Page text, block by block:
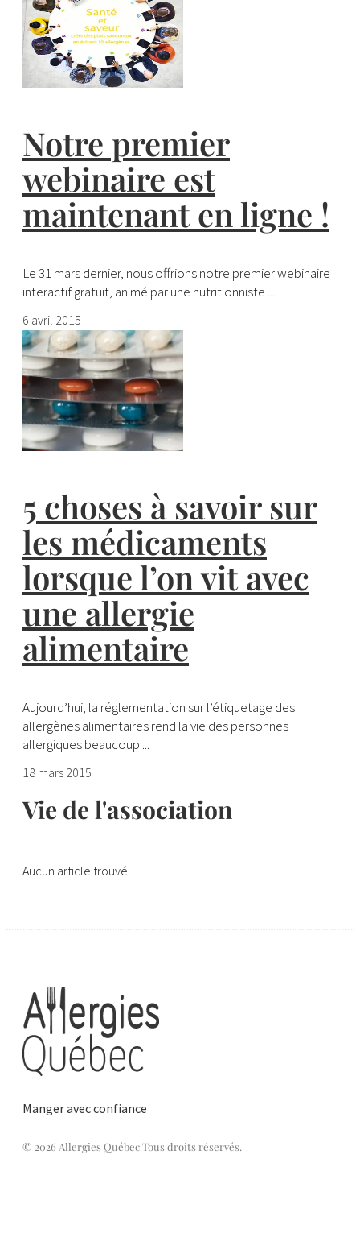
Notre premier
webinaire est
maintenant en ligne !
Le 31 mars dernier, nous offrions notre premier webinaire
interactif gratuit, animé par une nutritionniste ...
6 avril 2015
5 choses à savoir sur
les médicaments
lorsque l’on vit avec
une allergie
alimentaire
Aujourd’hui, la réglementation sur l’étiquetage des
allergènes alimentaires rend la vie des personnes
allergiques beaucoup ...
18 mars 2015
Vie de l'association
Aucun article trouvé.
Manger avec confiance
© 2026 Allergies Québec Tous droits réservés.